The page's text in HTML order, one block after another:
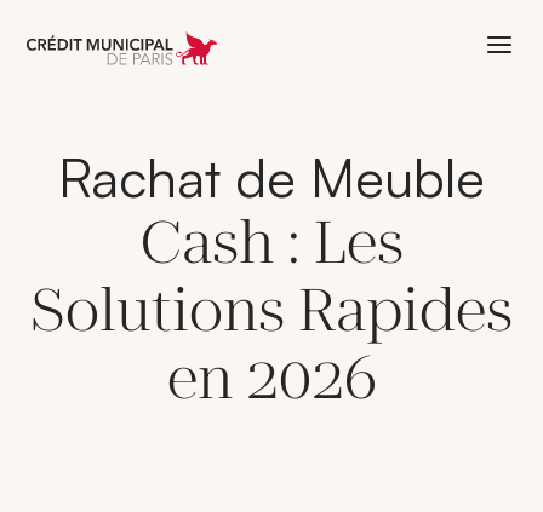
Aller à l'accueil de Crédit Municipal
Rachat de Meuble
Cash : Les
Solutions Rapides
en 2026